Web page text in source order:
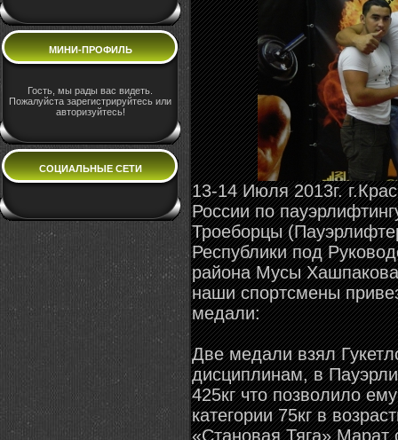
МИНИ-ПРОФИЛЬ
Гость, мы рады вас видеть.
Пожалуйста зарегистрируйтесь или
авторизуйтесь!
СОЦИАЛЬНЫЕ СЕТИ
13-14 Июля 2013г.
России по
Троеборцы
Республики под
района Мусы
наши спортсмены
медали:
Две медали взял
дисциплинам, в
425кг что позволило
категории 75кг в
«Становая Тяга» Марат